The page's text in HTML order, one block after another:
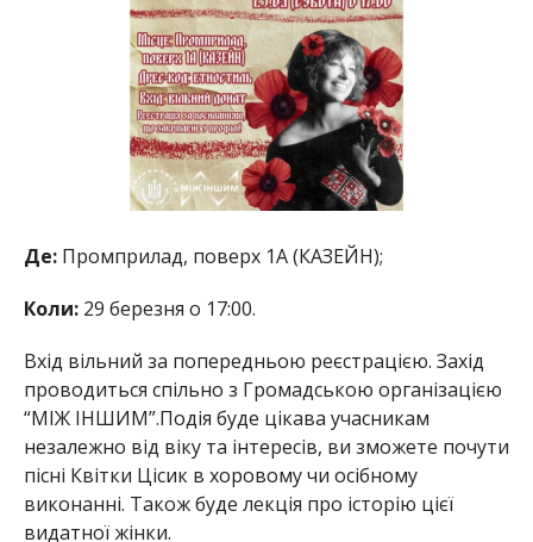
Де:Промприлад, поверх 1A (КАЗЕЙН);
Коли:29 березня о 17:00.
Вхід вільний за попередньою реєстрацією. Захід
проводиться спільно з Громадською організацією
“МІЖ ІНШИМ”.Подія буде цікава учасникам
незалежно від віку та інтересів, ви зможете почути
пісні Квітки Цісик в хоровому чи осібному
виконанні. Також буде лекція про історію цієї
видатної жінки.